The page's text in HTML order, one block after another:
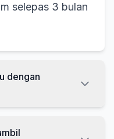
selepas 3 bulan
dengan